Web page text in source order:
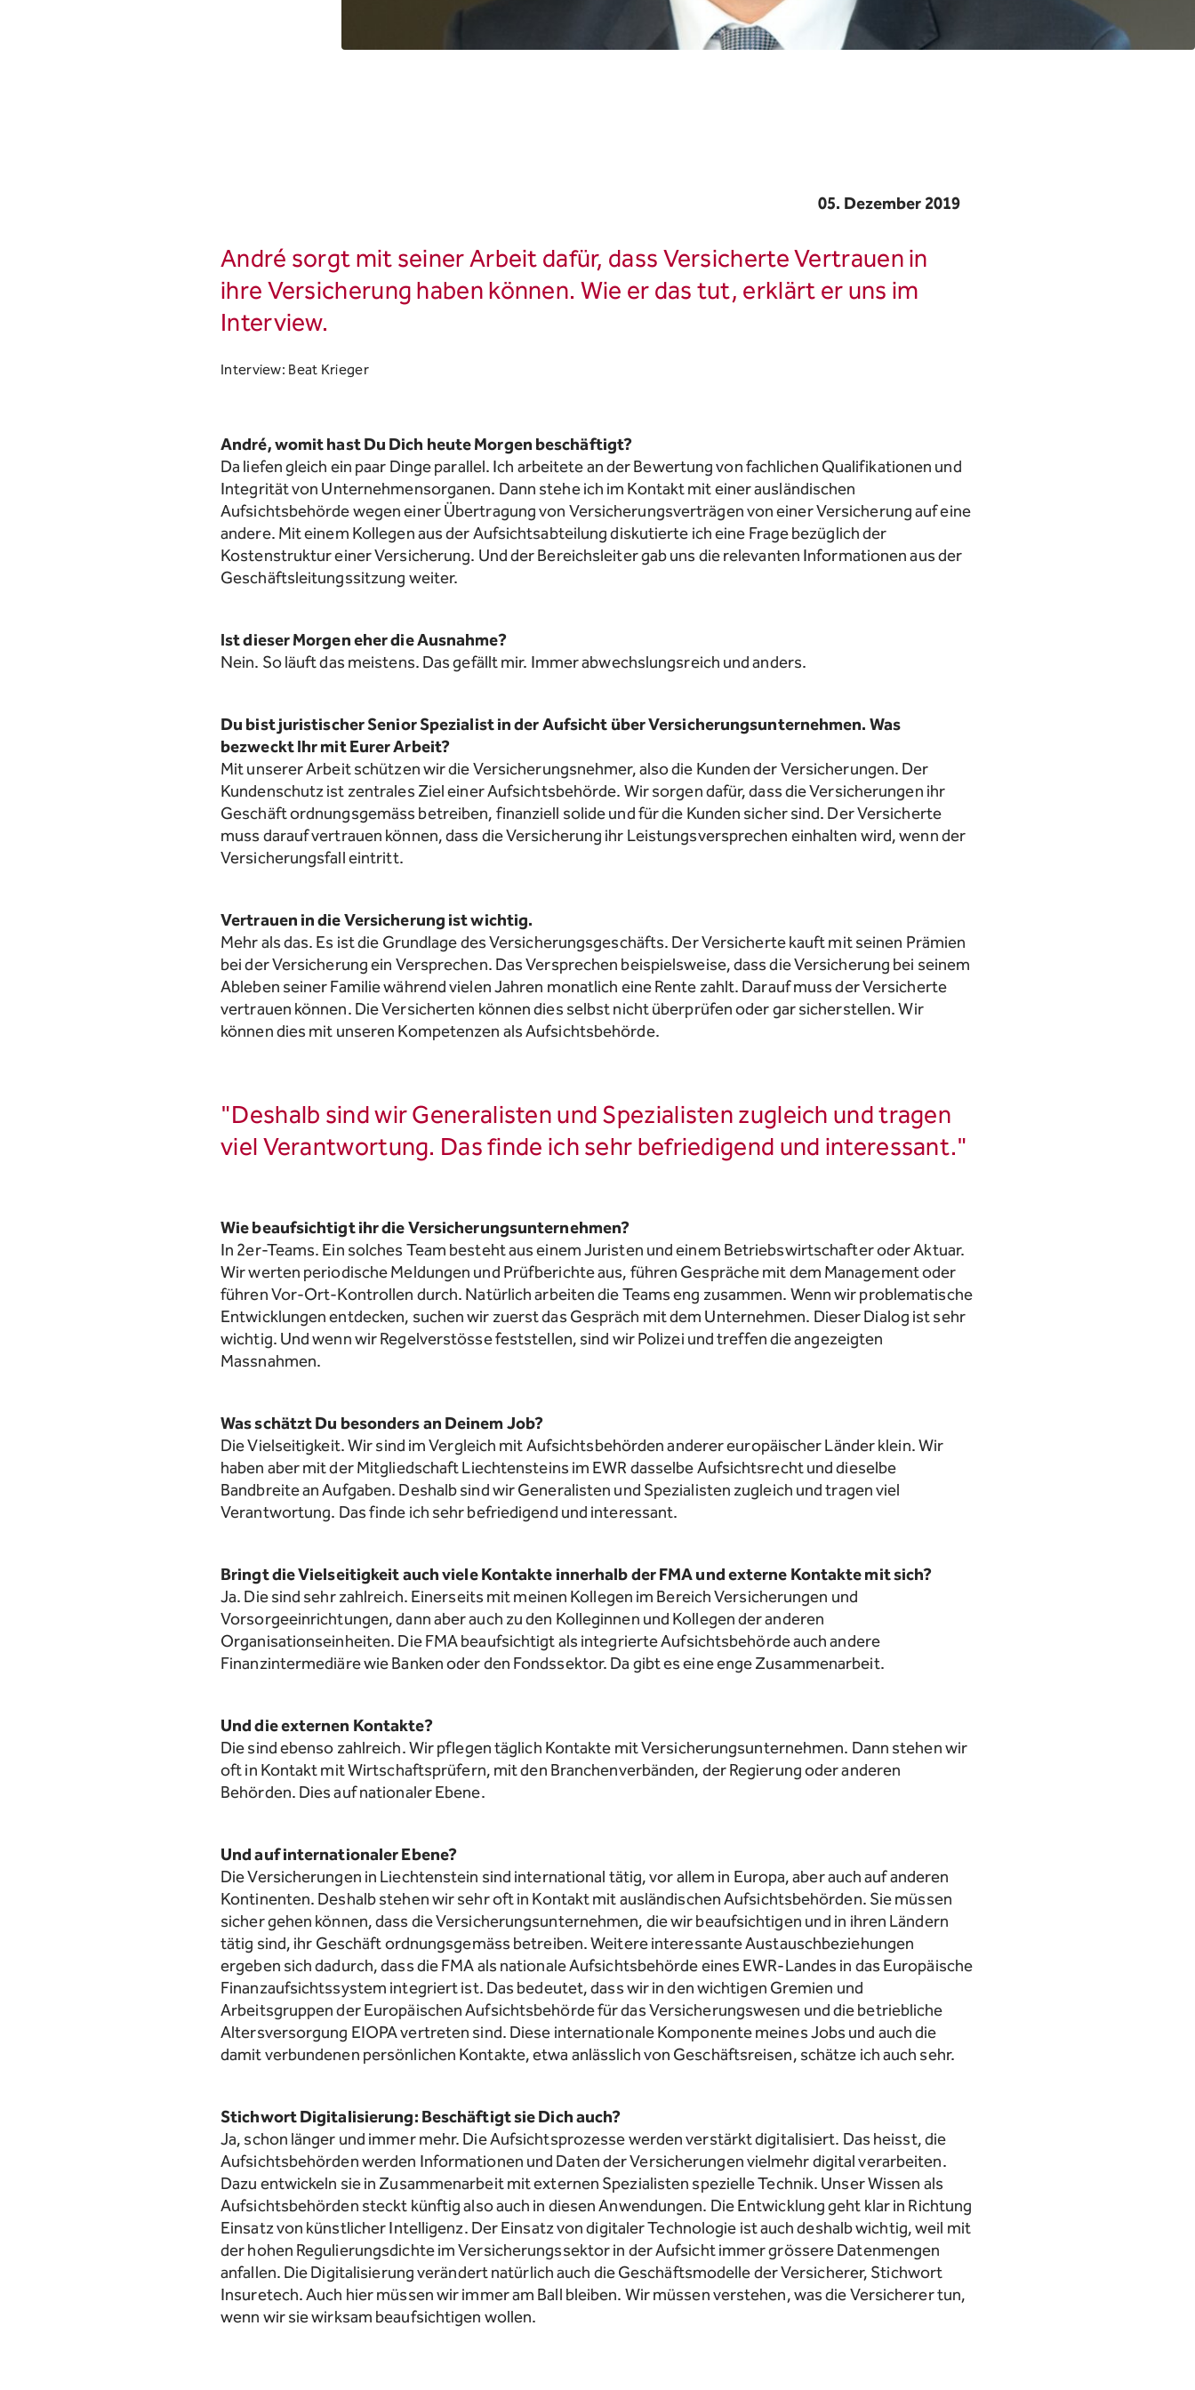
05. Dezember 2019
André sorgt mit seiner Arbeit dafür, dass Versicherte Vertrauen in
ihre Versicherung haben können. Wie er das tut, erklärt er uns im
Interview.
Interview: Beat Krieger
André, womit hast Du Dich heute Morgen beschäftigt?
Da liefen gleich ein paar Dinge parallel. Ich arbeitete an der Bewertung von fachlichen Qualifikationen und
Integrität von Unternehmensorganen. Dann stehe ich im Kontakt mit einer ausländischen
Aufsichtsbehörde wegen einer Übertragung von Versicherungsverträgen von einer Versicherung auf eine
andere. Mit einem Kollegen aus der Aufsichtsabteilung diskutierte ich eine Frage bezüglich der
Kostenstruktur einer Versicherung. Und der Bereichsleiter gab uns die relevanten Informationen aus der
Geschäftsleitungssitzung weiter.
Ist dieser Morgen eher die Ausnahme?
Nein. So läuft das meistens. Das gefällt mir. Immer abwechslungsreich und anders.
Du bist juristischer Senior Spezialist in der Aufsicht über Versicherungsunternehmen. Was
bezweckt Ihr mit Eurer Arbeit?
Mit unserer Arbeit schützen wir die Versicherungsnehmer, also die Kunden der Versicherungen. Der
Kundenschutz ist zentrales Ziel einer Aufsichtsbehörde. Wir sorgen dafür, dass die Versicherungen ihr
Geschäft ordnungsgemäss betreiben, finanziell solide und für die Kunden sicher sind. Der Versicherte
muss darauf vertrauen können, dass die Versicherung ihr Leistungsversprechen einhalten wird, wenn der
Versicherungsfall eintritt.
Vertrauen in die Versicherung ist wichtig.
Mehr als das. Es ist die Grundlage des Versicherungsgeschäfts. Der Versicherte kauft mit seinen Prämien
bei der Versicherung ein Versprechen. Das Versprechen beispielsweise, dass die Versicherung bei seinem
Ableben seiner Familie während vielen Jahren monatlich eine Rente zahlt. Darauf muss der Versicherte
vertrauen können. Die Versicherten können dies selbst nicht überprüfen oder gar sicherstellen. Wir
können dies mit unseren Kompetenzen als Aufsichtsbehörde.
"Deshalb sind wir Generalisten und Spezialisten zugleich und tragen
viel Verantwortung. Das finde ich sehr befriedigend und interessant."
Wie beaufsichtigt ihr die Versicherungsunternehmen?
In 2er-Teams. Ein solches Team besteht aus einem Juristen und einem Betriebswirtschafter oder Aktuar.
Wir werten periodische Meldungen und Prüfberichte aus, führen Gespräche mit dem Management oder
führen Vor-Ort-Kontrollen durch. Natürlich arbeiten die Teams eng zusammen. Wenn wir problematische
Entwicklungen entdecken, suchen wir zuerst das Gespräch mit dem Unternehmen. Dieser Dialog ist sehr
wichtig. Und wenn wir Regelverstösse feststellen, sind wir Polizei und treffen die angezeigten
Massnahmen.
Was schätzt Du besonders an Deinem Job?
Die Vielseitigkeit. Wir sind im Vergleich mit Aufsichtsbehörden anderer europäischer Länder klein. Wir
haben aber mit der Mitgliedschaft Liechtensteins im EWR dasselbe Aufsichtsrecht und dieselbe
Bandbreite an Aufgaben. Deshalb sind wir Generalisten und Spezialisten zugleich und tragen viel
Verantwortung. Das finde ich sehr befriedigend und interessant.
Bringt die Vielseitigkeit auch viele Kontakte innerhalb der FMA und externe Kontakte mit sich?
Ja. Die sind sehr zahlreich. Einerseits mit meinen Kollegen im Bereich Versicherungen und
Vorsorgeeinrichtungen, dann aber auch zu den Kolleginnen und Kollegen der anderen
Organisationseinheiten. Die FMA beaufsichtigt als integrierte Aufsichtsbehörde auch andere
Finanzintermediäre wie Banken oder den Fondssektor. Da gibt es eine enge Zusammenarbeit.
Und die externen Kontakte?
Die sind ebenso zahlreich. Wir pflegen täglich Kontakte mit Versicherungsunternehmen. Dann stehen wir
oft in Kontakt mit Wirtschaftsprüfern, mit den Branchenverbänden, der Regierung oder anderen
Behörden. Dies auf nationaler Ebene.
Und auf internationaler Ebene?
Die Versicherungen in Liechtenstein sind international tätig, vor allem in Europa, aber auch auf anderen
Kontinenten. Deshalb stehen wir sehr oft in Kontakt mit ausländischen Aufsichtsbehörden. Sie müssen
sicher gehen können, dass die Versicherungsunternehmen, die wir beaufsichtigen und in ihren Ländern
tätig sind, ihr Geschäft ordnungsgemäss betreiben. Weitere interessante Austauschbeziehungen
ergeben sich dadurch, dass die FMA als nationale Aufsichtsbehörde eines EWR-Landes in das Europäische
Finanzaufsichtssystem integriert ist. Das bedeutet, dass wir in den wichtigen Gremien und
Arbeitsgruppen der Europäischen Aufsichtsbehörde für das Versicherungswesen und die betriebliche
Altersversorgung EIOPA vertreten sind. Diese internationale Komponente meines Jobs und auch die
damit verbundenen persönlichen Kontakte, etwa anlässlich von Geschäftsreisen, schätze ich auch sehr.
Stichwort Digitalisierung: Beschäftigt sie Dich auch?
Ja, schon länger und immer mehr. Die Aufsichtsprozesse werden verstärkt digitalisiert. Das heisst, die
Aufsichtsbehörden werden Informationen und Daten der Versicherungen vielmehr digital verarbeiten.
Dazu entwickeln sie in Zusammenarbeit mit externen Spezialisten spezielle Technik. Unser Wissen als
Aufsichtsbehörden steckt künftig also auch in diesen Anwendungen. Die Entwicklung geht klar in Richtung
Einsatz von künstlicher Intelligenz. Der Einsatz von digitaler Technologie ist auch deshalb wichtig, weil mit
der hohen Regulierungsdichte im Versicherungssektor in der Aufsicht immer grössere Datenmengen
anfallen. Die Digitalisierung verändert natürlich auch die Geschäftsmodelle der Versicherer, Stichwort
Insuretech. Auch hier müssen wir immer am Ball bleiben. Wir müssen verstehen, was die Versicherer tun,
wenn wir sie wirksam beaufsichtigen wollen.